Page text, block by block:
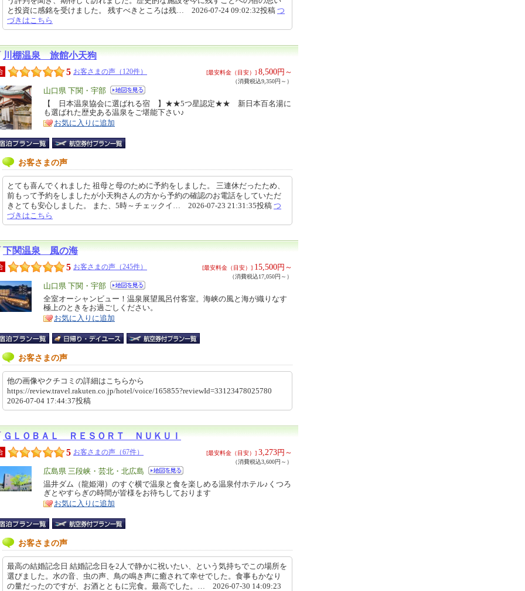
と投資に感銘を受けました。 残すべきところは残… 2026-07-24 09:02:32投稿 つ
づきはこちら
川棚温泉 旅館小天狗
5 お客さまの声（120件） [最安料金（目安）] 8,500円～
（消費税込9,350円～）
エ
リ
ア
山口県 下関・宇部
特
徴
【 日本温泉協会に選ばれる宿 】★★5つ星認定★★ 新日本百名湯に
も選ばれた歴史ある温泉をご堪能下さい♪
お気に入りに追加
お客さまの声
とても喜んでくれました 祖母と母のために予約をしました。 三連休だったため、
前もって予約をしましたが小天狗さんの方から予約の確認のお電話をしていただ
きとても安心しました。 また、5時～チェックイ… 2026-07-23 21:31:35投稿 つ
づきはこちら
下関温泉 風の海
5 お客さまの声（245件） [最安料金（目安）] 15,500円～
（消費税込17,050円～）
エ
リ
ア
山口県 下関・宇部
特
徴
全室オーシャンビュー！温泉展望風呂付客室。海峡の風と海が織りなす
極上のときをお過ごしください。
お気に入りに追加
お客さまの声
他の画像やクチコミの詳細はこちらから
https://review.travel.rakuten.co.jp/hotel/voice/165855?reviewId=33123478025780
2026-07-04 17:44:37投稿
ＧＬＯＢＡＬ ＲＥＳＯＲＴ ＮＵＫＵＩ
5 お客さまの声（67件） [最安料金（目安）] 3,273円～
（消費税込3,600円～）
エ
リ
ア
広島県 三段峡・芸北・北広島
特
徴
温井ダム（龍姫湖）のすぐ横で温泉と食を楽しめる温泉付ホテル♪くつろ
ぎとやすらぎの時間が皆様をお待ちしております
お気に入りに追加
お客さまの声
最高の結婚記念日 結婚記念日を2人で静かに祝いたい、という気持ちでこの場所を
選びました。水の音、虫の声、鳥の鳴き声に癒されて幸せでした。食事もかなり
の量だったのですが、お酒とともに完食。最高でした。… 2026-07-30 14:09:23